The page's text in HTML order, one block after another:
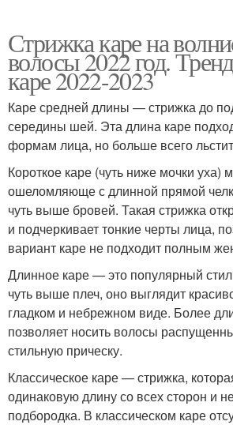
Стрижка каре на
волосы 2022 год.
каре 2022-2023
Каре средней длины — стрижка до
середины шей. Эта длина каре
формам лица, но больше всего
Короткое каре (чуть ниже мочки уха)
ошеломляюще с длинной прямой
чуть выше бровей. Такая стрижка
и подчеркивает тонкие черты лица,
вариант каре не подходит полным
Длинное каре — это популярный
чуть выше плеч, оно выглядит
гладком и небрежном виде. Более
позволяет носить волосы
стильную прическу.
Классическое каре — стрижка,
одинаковую длину со всех сторон и
подбородка. В классическом каре